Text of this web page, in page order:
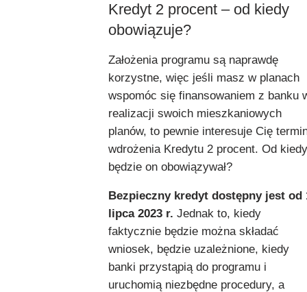
Kredyt 2 procent – od kiedy
obowiązuje?
Założenia programu są naprawdę
korzystne, więc jeśli masz w planach
wspomóc się finansowaniem z banku
realizacji swoich mieszkaniowych
planów, to pewnie interesuje Cię
wdrożenia Kredytu 2 procent. Od kiedy
będzie on obowiązywał?
Bezpieczny kredyt dostępny jest od
lipca 2023 r. Jednak to, kiedy
faktycznie będzie można składać
wniosek, będzie uzależnione, kiedy
banki przystąpią do programu i
uruchomią niezbędne procedury, a